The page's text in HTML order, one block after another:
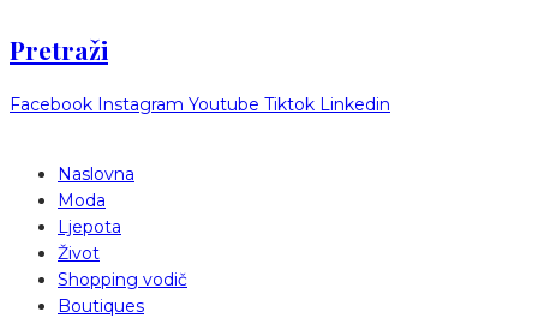
Pretraži
Facebook Instagram Youtube Tiktok Linkedin
Naslovna
Moda
Ljepota
Život
Shopping vodič
Boutiques